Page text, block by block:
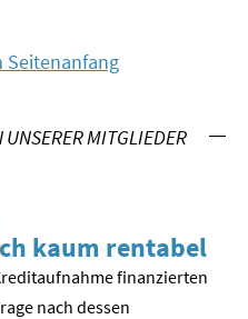
Seitenanfang
MITGLIEDER
kaum rentabel
finanzierten
nach dessen